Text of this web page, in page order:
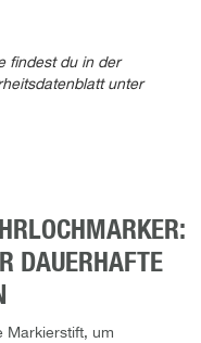
findest du in der
unter
DAUERHAFTE
Markierstift, um